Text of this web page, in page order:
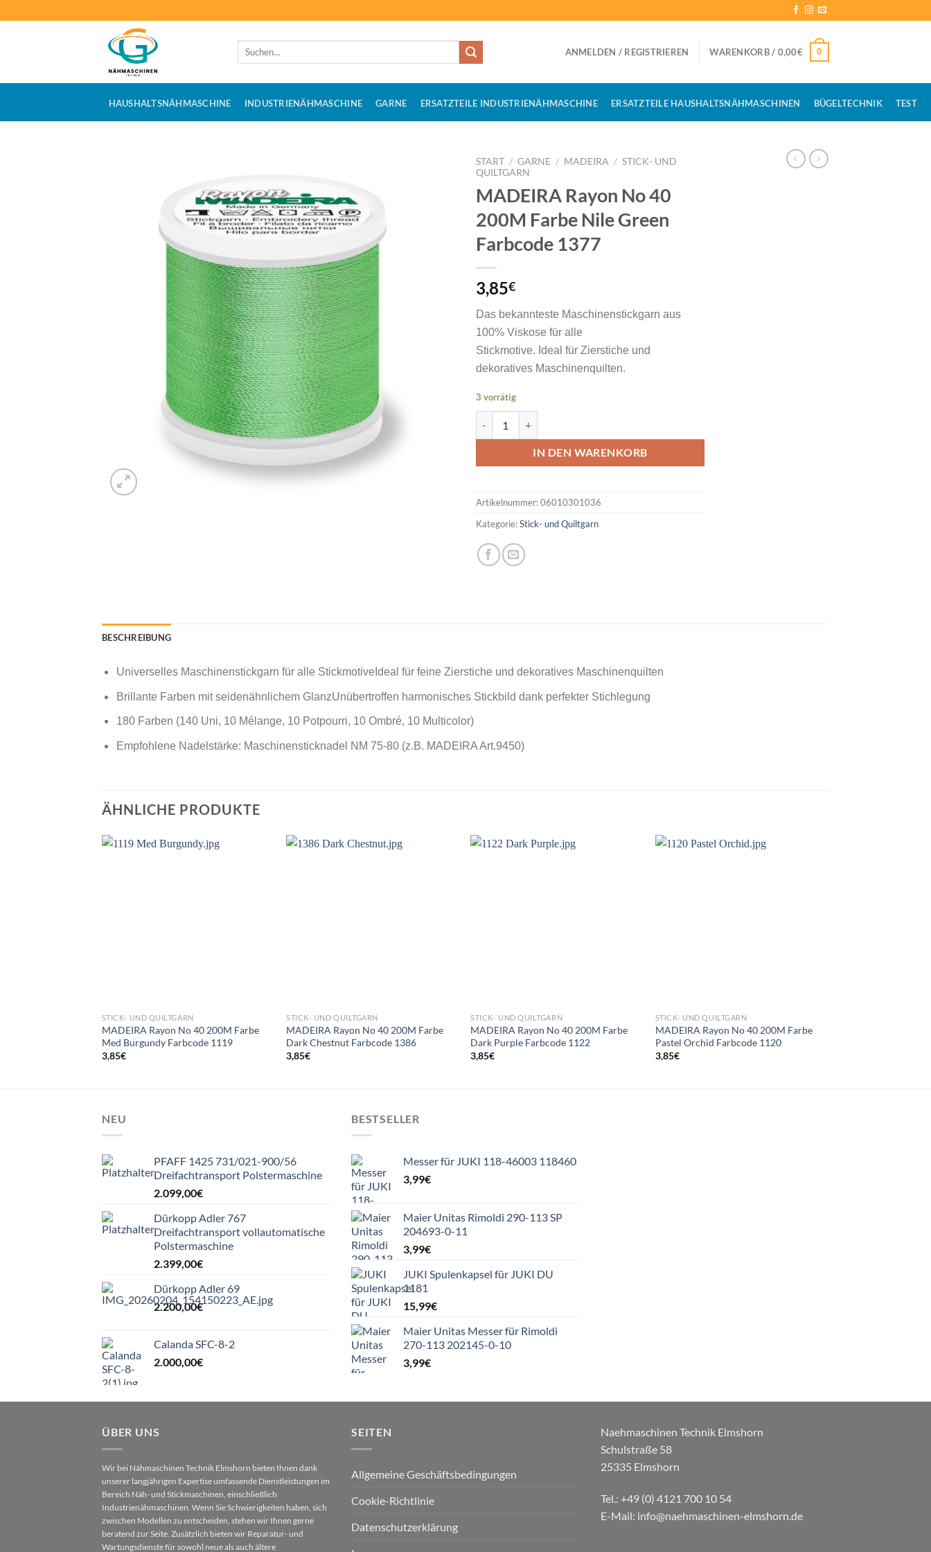
Inhalt
Suchen
ANMELDEN / REGISTRIEREN WARENKORB / 0,00€ 0
HAUSHALTSNÄHMASCHINE INDUSTRIENÄHMASCHINE GARNE ERSATZTEILE INDUSTRIENÄHMASCHINE ERSATZTEILE HAUSHALTSNÄHMASCHINEN BÜGELTECHNIK TEST
START / GARNE / MADEIRA / STICK- UND
QUILTGARN
MADEIRA Rayon No 40
200M Farbe Nile Green
Farbcode 1377
3,85€
Das bekannteste Maschinenstickgarn aus
100% Viskose für alle
Stickmotive. Ideal für Zierstiche und
dekoratives Maschinenquilten.
3 vorrätig
IN DEN WARENKORB
Artikelnummer:06010301036
Kategorie:Stick- und Quiltgarn
BESCHREIBUNG
Universelles Maschinenstickgarn für alle StickmotiveIdeal für feine Zierstiche und dekoratives Maschinenquilten
Brillante Farben mit seidenähnlichem GlanzUnübertroffen harmonisches Stickbild dank perfekter Stichlegung
180 Farben (140 Uni, 10 Mélange, 10 Potpourri, 10 Ombré, 10 Multicolor)
Empfohlene Nadelstärke: Maschinensticknadel NM 75-80 (z.B. MADEIRA Art.9450)
ÄHNLICHE PRODUKTE
STICK- UND QUILTGARN
MADEIRA Rayon No 40 200M Farbe
Med Burgundy Farbcode 1119
3,85€
STICK- UND QUILTGARN
MADEIRA Rayon No 40 200M Farbe
Dark Chestnut Farbcode 1386
3,85€
STICK- UND QUILTGARN
MADEIRA Rayon No 40 200M Farbe
Dark Purple Farbcode 1122
3,85€
STICK- UND QUILTGARN
MADEIRA Rayon No 40 200M Farbe
Pastel Orchid Farbcode 1120
3,85€
NEU
PFAFF 1425 731/021-900/56
Dreifachtransport Polstermaschine
2.099,00€
Dürkopp Adler 767
Dreifachtransport vollautomatische
Polstermaschine
2.399,00€
Dürkopp Adler 69
2.200,00€
Calanda SFC-8-2
2.000,00€
BESTSELLER
Messer für JUKI 118-46003 118460
3,99€
Maier Unitas Rimoldi 290-113 SP
204693-0-11
3,99€
JUKI Spulenkapsel für JUKI DU
1181
15,99€
Maier Unitas Messer für Rimoldi
270-113 202145-0-10
3,99€
ÜBER UNS
Wir bei Nähmaschinen Technik Elmshorn bieten Ihnen dank
unserer langjährigen Expertise umfassende Dienstleistungen im
Bereich Näh- und Stickmaschinen, einschließlich
Industrienähmaschinen. Wenn Sie Schwierigkeiten haben, sich
zwischen Modellen zu entscheiden, stehen wir Ihnen gerne
beratend zur Seite. Zusätzlich bieten wir Reparatur- und
Wartungsdienste für sowohl neue als auch ältere
SEITEN
Allgemeine Geschäftsbedingungen
Cookie-Richtlinie
Datenschutzerklärung
Naehmaschinen Technik Elmshorn
Schulstraße 58
25335 Elmshorn
Tel.: +49 (0) 4121 700 10 54
E-Mail: info@naehmaschinen-elmshorn.de